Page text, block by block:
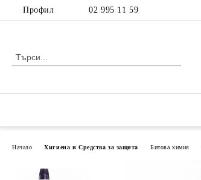
Профил 02 995 11 59
Начало Хигиена и Средства за защита Битова химия